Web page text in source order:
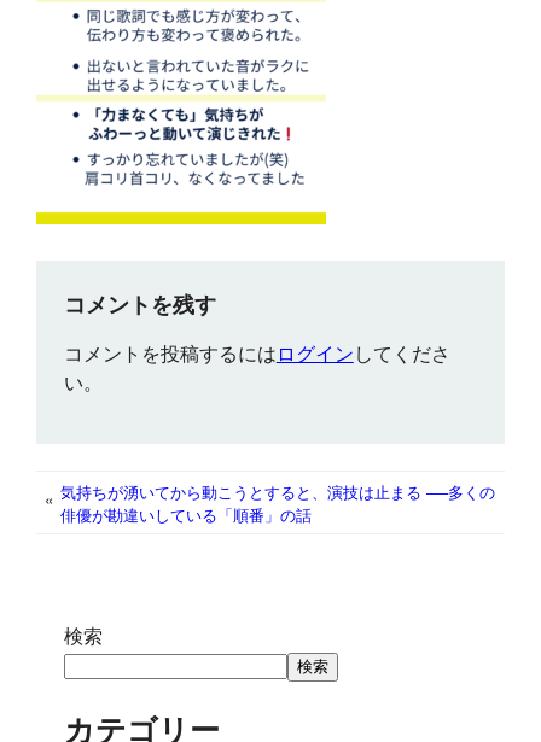
コメントを残す
コメントを投稿するにはログインしてくださ
い。
« 気持ちが湧いてから動こうとすると、演技は止まる ──多くの
俳優が勘違いしている「順番」の話
検索
検索
カテゴリー